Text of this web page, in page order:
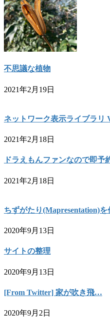
不思議な植物
2021年2月19日
ネットワーク表示ライブラリ
2021年2月18日
ドラえもんファンなので即予
2021年2月18日
ちずがたり(Mapresentation)を
2020年9月13日
サイトの整理
2020年9月13日
[From Twitter] 家が吹き飛…
2020年9月2日